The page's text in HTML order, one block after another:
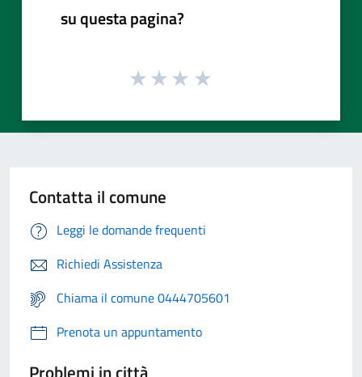
su questa pagina?
Contatta il comune
Leggi le domande frequenti
Richiedi Assistenza
Chiama il comune 0444705601
Prenota un appuntamento